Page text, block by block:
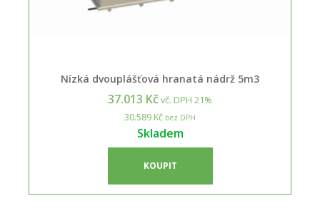
Nízká dvouplášťová hranatá nádrž 5m3
37.013 Kčvč. DPH 21%
30.589 Kč bez DPH
Skladem
KOUPIT